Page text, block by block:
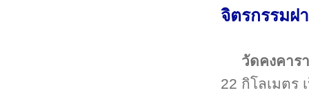
จิตรกรรมฝ
วัดคงคาร
22 กิโลเมตร